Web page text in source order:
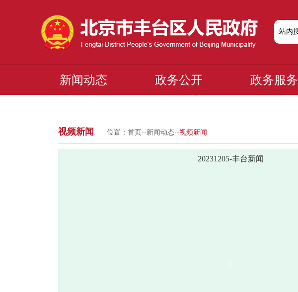
新闻动态 政务公开 政务服务
视频新闻 位置： 首页 --新闻动态--视频新闻
20231205-丰台新闻